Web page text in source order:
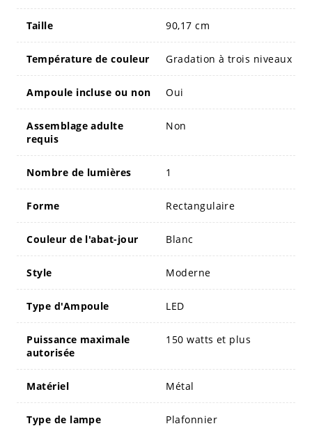
Taille 90,17 cm
Température de couleur Gradation à trois niveaux
Ampoule incluse ou non Oui
Assemblage adulte
requis
Non
Nombre de lumières 1
Forme Rectangulaire
Couleur de l'abat-jour Blanc
Style Moderne
Type d'Ampoule LED
Puissance maximale
autorisée
150 watts et plus
Matériel Métal
Type de lampe Plafonnier